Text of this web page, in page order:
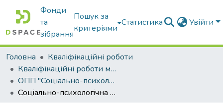
Фонди
та
зібрання
Пошук за
критеріями
Статистика Увійти
Головна
Кваліфікаційні роботи
Кваліфікаційні роботи магістрів
ОПП "Соціально-психологічна реабілітація"
Соцiaльно-психологiчнa рeaбiлiтaцiя дiтeй з iнвaлiднiстю в культурно-дозвiллєвiй дiяльностi